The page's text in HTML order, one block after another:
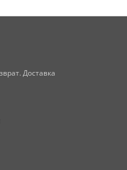
Доставка